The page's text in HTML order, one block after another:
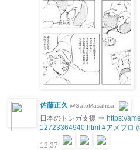
佐藤正久 @SatoMasahisa
日本のトンガ支援 ⇒ https://
12723364940.html #アメブロ
12:37